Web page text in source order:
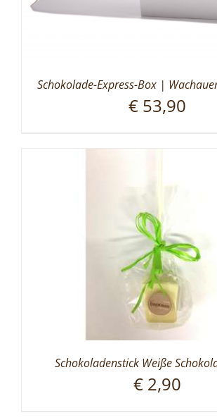
Schokolade-Express-Box |
€ 53,90
Schokoladenstick Weiße
€ 2,90